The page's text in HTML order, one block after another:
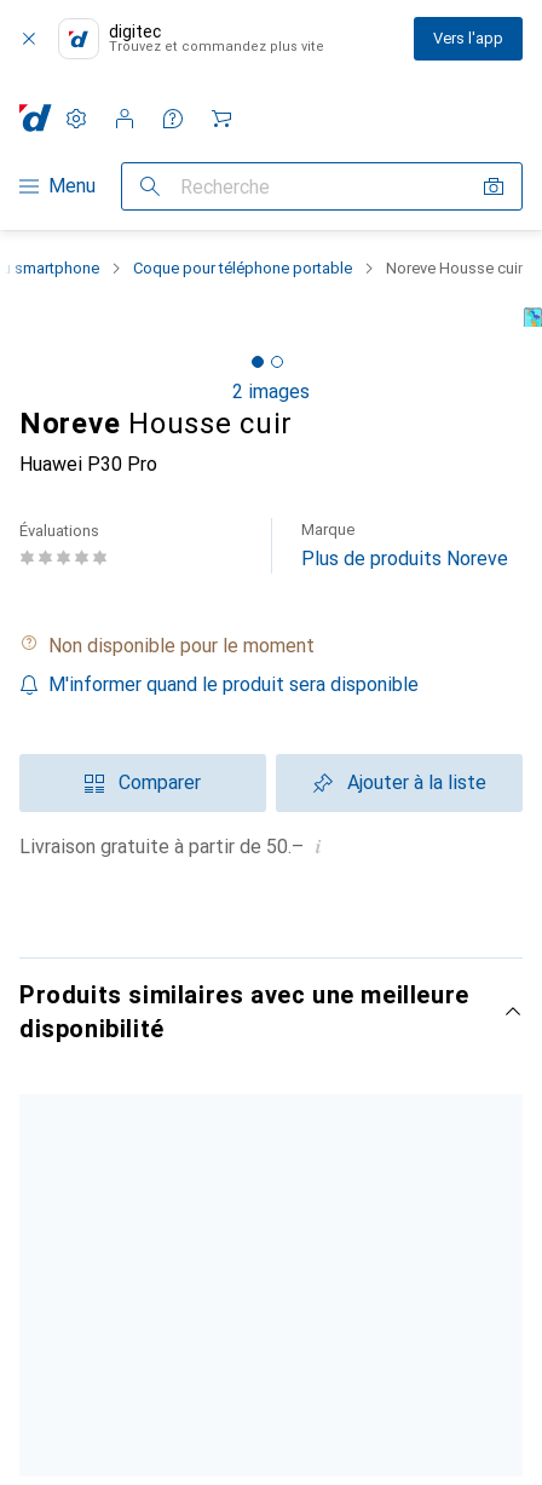
digitec
Trouvez et commandez plus vite Vers l'app
Navigation par catégorie
Menu Recherche
Paramètres
Compte client
Listes de comparaison
Listes d'envies
Panier
smartphone Coque pour téléphone portable Noreve Housse cuir
2 images
Noreve Housse cuir
Huawei P30 Pro
Évaluations Marque
Plus de produits Noreve
Non disponible pour le moment
M'informer quand le produit sera disponible
Comparer Ajouter à la liste
Livraison gratuite à partir de 50.– i
Produits similaires avec une meilleure
disponibilité